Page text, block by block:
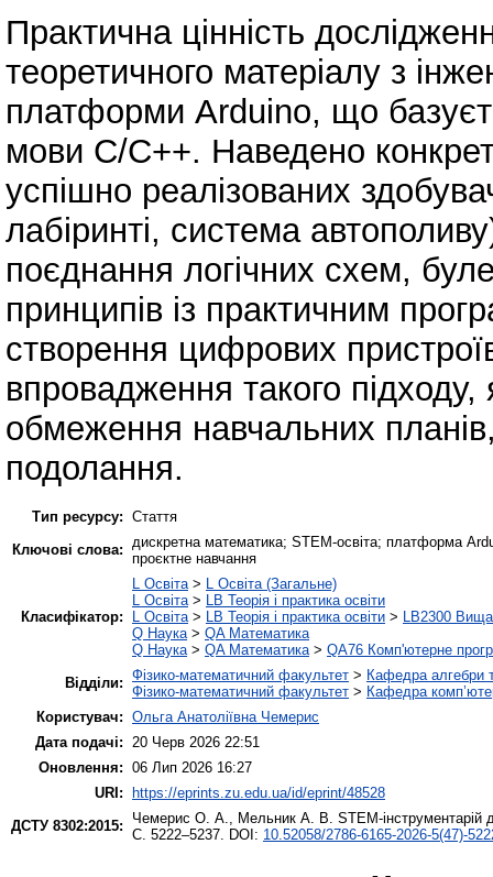
Практична цінність
теоретичного матеріалу з
платформи Arduino, що
мови C/C++. Наведено
успішно реалізованих
лабіринті, система
поєднання логічних схем,
принципів із практичним
створення цифрових
впровадження такого підходу,
обмеження навчальних планів,
подолання.
Тип ресурсу: Стаття
Ключові слова: дискретна математика; STEM-освіта; платформа
проєктне навчання
Класифікатор:
L Освіта> L Освіта (Загальне)
L Освіта> LB Теорія і практика освіти
L Освіта> LB Теорія і практика освіти > LB2300 Вища
Q Наука> QA Математика
Q Наука> QA Математика> QA76 Комп'ютерне
Відділи: Фізико-математичний факультет > Кафедра алгебри
Фізико-математичний факультет > Кафедра
Користувач: Ольга Анатоліївна Чемерис
Дата подачі: 20 Черв 2026 22:51
Оновлення: 06 Лип 2026 16:27
URI:
https://eprints.zu.edu.ua/id/eprint/48528
ДСТУ 8302:2015:
Чемерис О. А., Мельник А. В. STEM-
С. 5222–5237. DOI: 10.52058/2786-6165-2026-5(47)-